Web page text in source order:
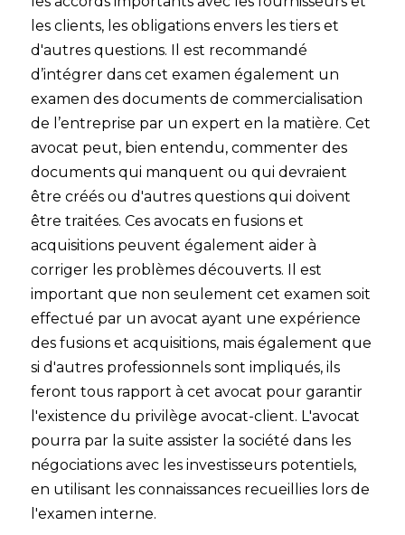
les clients, les obligations envers les tiers et
d'autres questions. Il est recommandé
d’intégrer dans cet examen également un
examen des documents de commercialisation
de l’entreprise par un expert en la matière. Cet
avocat peut, bien entendu, commenter des
documents qui manquent ou qui devraient
être créés ou d'autres questions qui doivent
être traitées. Ces avocats en fusions et
acquisitions peuvent également aider à
corriger les problèmes découverts. Il est
important que non seulement cet examen soit
effectué par un avocat ayant une expérience
des fusions et acquisitions, mais également que
si d'autres professionnels sont impliqués, ils
feront tous rapport à cet avocat pour garantir
l'existence du privilège avocat-client. L'avocat
pourra par la suite assister la société dans les
négociations avec les investisseurs potentiels,
en utilisant les connaissances recueillies lors de
l'examen interne.